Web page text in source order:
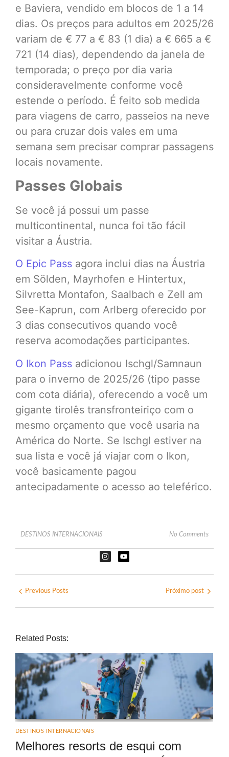
e Baviera, vendido em blocos de 1 a 14
dias. Os preços para adultos em 2025/26
variam de € 77 a € 83 (1 dia) a € 665 a €
721 (14 dias), dependendo da janela de
temporada; o preço por dia varia
consideravelmente conforme você
estende o período. É feito sob medida
para viagens de carro, passeios na neve
ou para cruzar dois vales em uma
semana sem precisar comprar passagens
locais novamente.
Passes Globais
Se você já possui um passe
multicontinental, nunca foi tão fácil
visitar a Áustria.
O Epic Pass agora inclui dias na Áustria
em Sölden, Mayrhofen e Hintertux,
Silvretta Montafon, Saalbach e Zell am
See-Kaprun, com Arlberg oferecido por
3 dias consecutivos quando você
reserva acomodações participantes.
O Ikon Pass adicionou Ischgl/Samnaun
para o inverno de 2025/26 (tipo passe
com cota diária), oferecendo a você um
gigante tirolês transfronteiriço com o
mesmo orçamento que você usaria na
América do Norte. Se Ischgl estiver na
sua lista e você já viajar com o Ikon,
você basicamente pagou
antecipadamente o acesso ao teleférico.
DESTINOS INTERNACIONAIS No Comments
Previous Posts Próximo post
Related Posts:
DESTINOS INTERNACIONAIS
Melhores resorts de esqui com